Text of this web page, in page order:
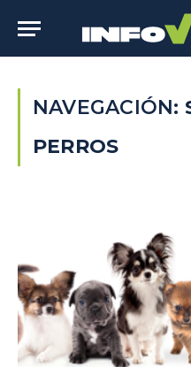
NAVEGACIÓN:
PERROS